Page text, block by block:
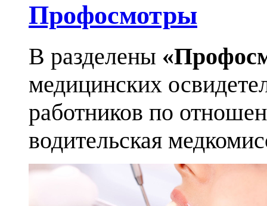
Профосмотры
В разделены
медицинских
работников по
водительская